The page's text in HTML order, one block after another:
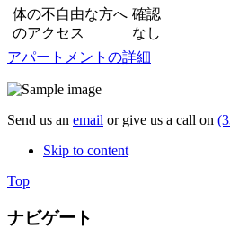
体の不自由な方へ
のアクセス
確認
なし
アパートメントの詳細
Send us an email or give us a call on
Skip to content
Top
ナビゲート